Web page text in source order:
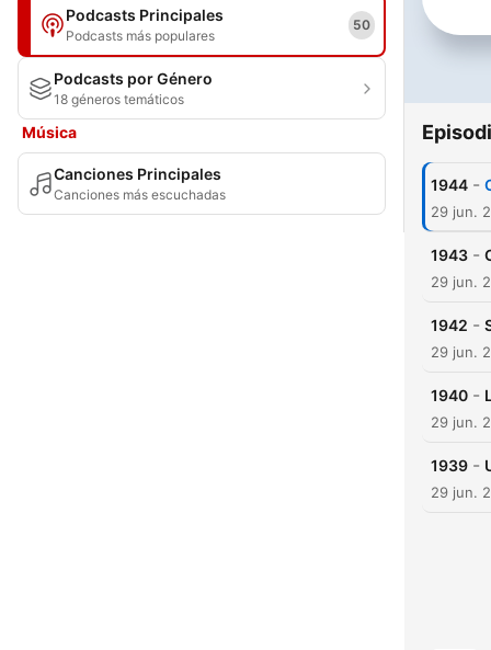
Podcasts Principales
Podcasts más populares
50
Podcasts por Género
18 géneros temáticos
Música
Canciones Principales
Canciones más escuchadas
1944 -
29 jun.
1943 -
29 jun.
1942 -
29 jun.
1940 -
29 jun.
1939 -
29 jun.